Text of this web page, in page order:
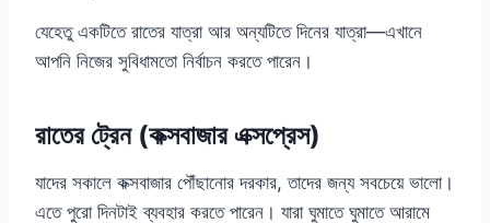
যেহেতু একটিতে রাতের যাত্রা আর অন্যটিতে দিনের যাত্রা—এখানে
আপনি নিজের সুবিধামতো নির্বাচন করতে পারেন।
রাতের ট্রেন (কক্সবাজার এক্সপ্রেস)
যাদের সকালে কক্সবাজার পৌঁছানোর দরকার, তাদের জন্য সবচেয়ে ভালো।
এতে পুরো দিনটাই ব্যবহার করতে পারেন। যারা ঘুমাতে ঘুমাতে আরামে